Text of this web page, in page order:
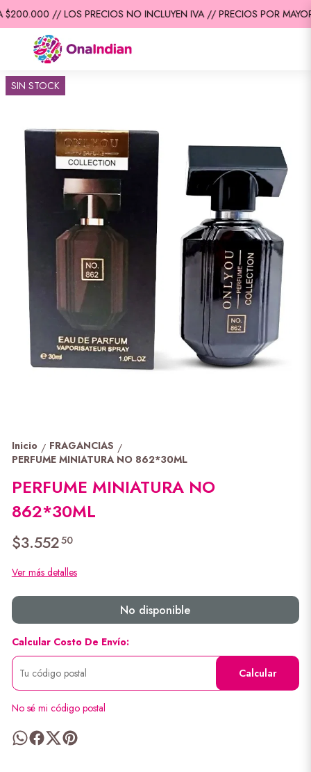
// LOS PRECIOS NO INCLUYEN IVA // PRECIOS POR
SIN STOCK
Inicio / FRAGANCIAS /
PERFUME MINIATURA NO 862*30ML
PERFUME MINIATURA NO
862*30ML
$3.55250
Ver más detalles
No disponible
Calcular Costo De Envío:
Calcular
No sé mi código postal